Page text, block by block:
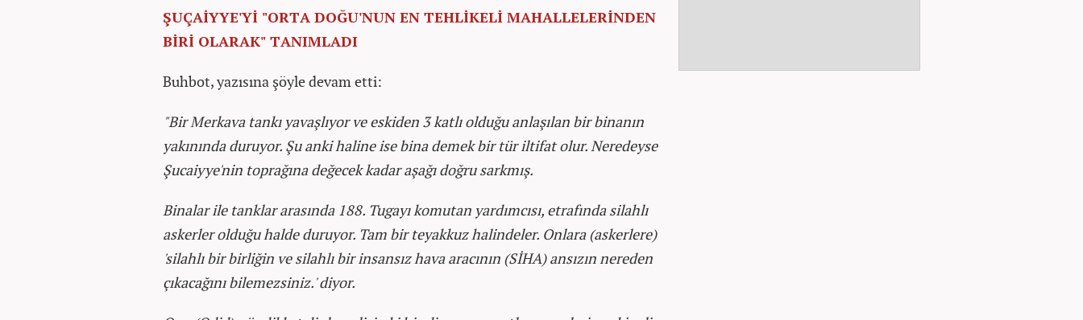
ŞUÇAİYYE'Yİ "ORTA DOĞU'NUN EN TEHLİKELİ MAHALLELERİNDEN
BİRİ OLARAK" TANIMLADI
Buhbot, yazısına şöyle devam etti:
"Bir Merkava tankı yavaşlıyor ve eskiden 3 katlı olduğu anlaşılan bir binanın
yakınında duruyor. Şu anki haline ise bina demek bir tür iltifat olur. Neredeyse
Şucaiyye'nin toprağına değecek kadar aşağı doğru sarkmış.
Binalar ile tanklar arasında 188. Tugayı komutan yardımcısı, etrafında silahlı
askerler olduğu halde duruyor. Tam bir teyakkuz halindeler. Onlara (askerlere)
'silahlı bir birliğin ve silahlı bir insansız hava aracının (SİHA) ansızın nereden
çıkacağını bilemezsiniz.' diyor.